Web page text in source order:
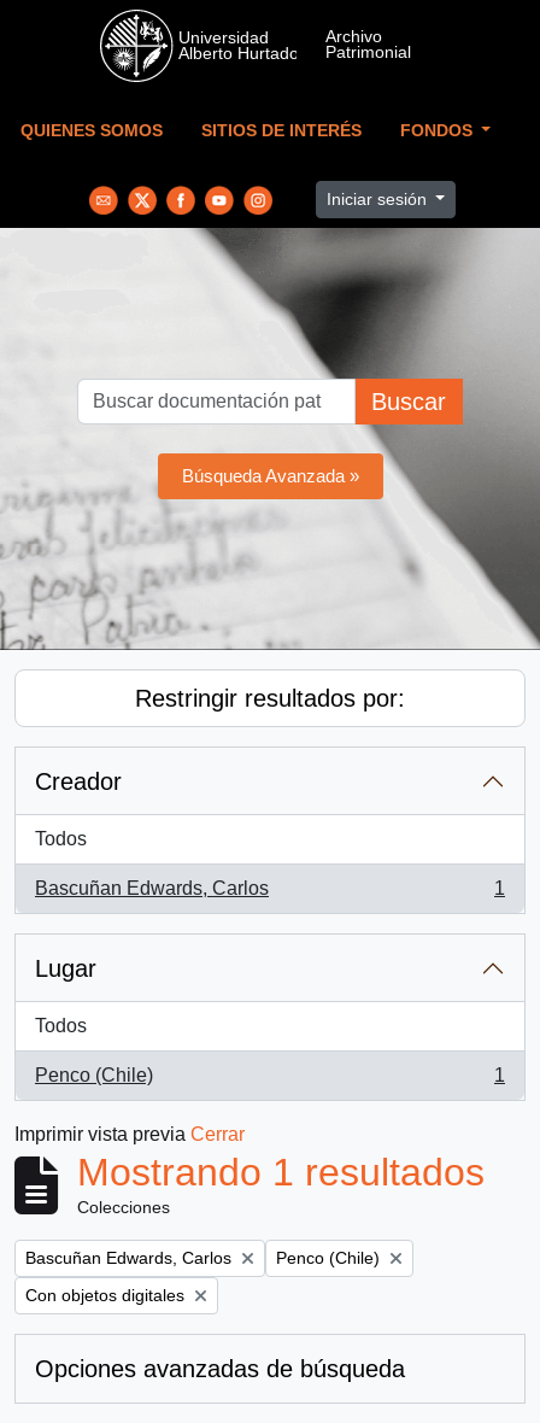
Skip to main content
QUIENES SOMOS SITIOS DE INTERÉS FONDOS
Iniciar sesión
Buscar
Búsqueda Avanzada »
Restringir resultados por:
Creador
Todos
Bascuñan Edwards, Carlos
, 1 resultados
1
Lugar
Todos
Penco (Chile)
, 1 resultados
1
Imprimir vista previa Cerrar
Mostrando 1 resultados
Colecciones
Remove filter:
Bascuñan Edwards, Carlos Remove filter:
Penco (Chile)
Remove filter:
Con objetos digitales
Opciones avanzadas de búsqueda